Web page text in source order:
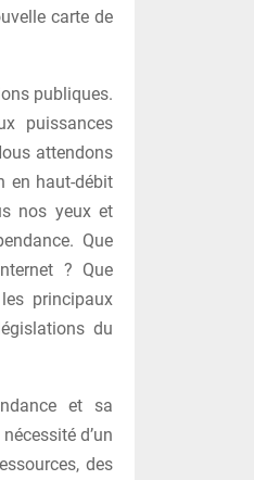
carte de
publiques.
puissances
attendons
en haut-débit
nos yeux et
Que
? Que
principaux
du
et sa
d’un
des